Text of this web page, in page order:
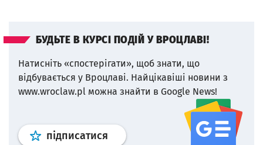
БУДЬТЕ В КУРСІ ПОДІЙ У ВРОЦЛАВІ!
Натисніть «спостерігати», щоб знати, що
відбувається у Вроцлаві. Найцікавіші новини з
www.wroclaw.pl можна знайти в Google News!
підписатися Профіль google news